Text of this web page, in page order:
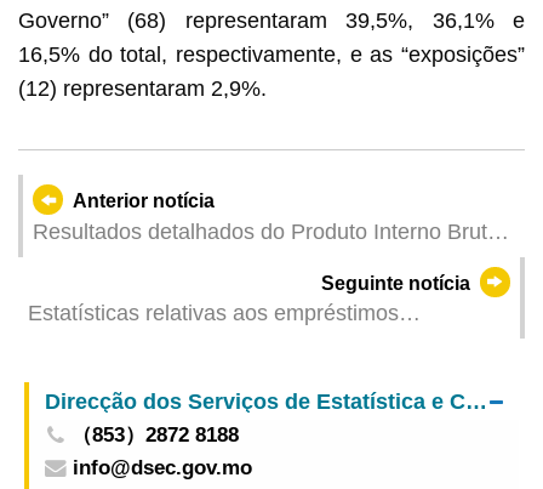
Governo” (68) representaram 39,5%, 36,1% e
16,5% do total, respectivamente, e as “exposições”
(12) representaram 2,9%.
Anterior notícia
Resultados detalhados do Produto Interno Bruto
Seguinte notícia
Estatísticas relativas aos empréstimos
Direcção dos Serviços de Estatística e Censos
（853）2872 8188
info@dsec.gov.mo